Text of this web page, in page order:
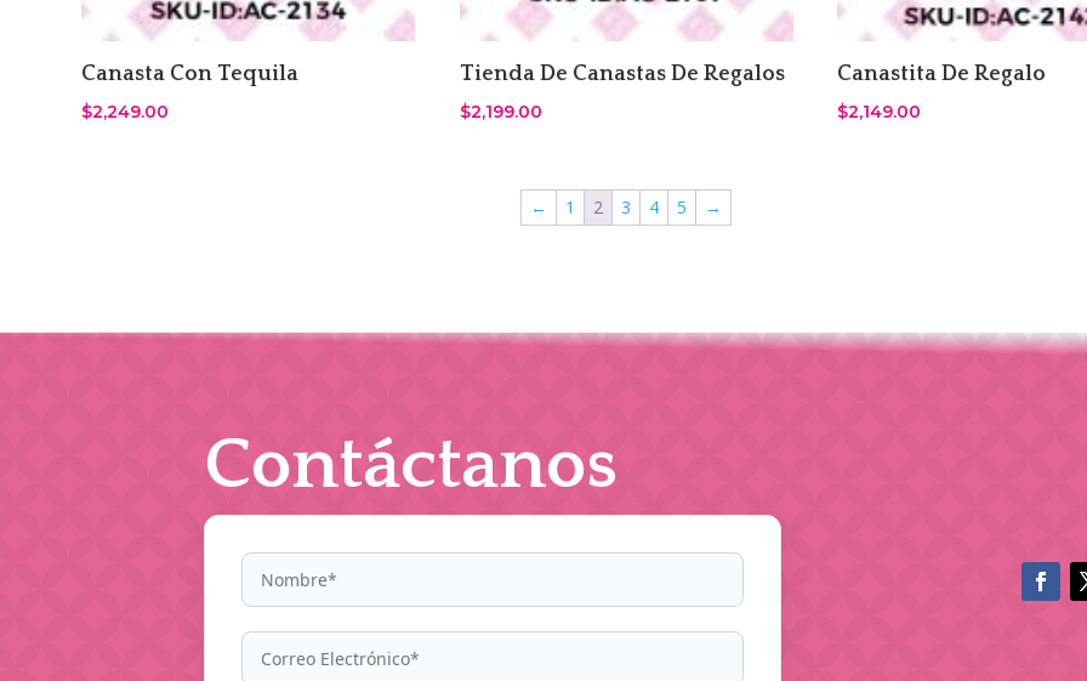
Canasta Con Tequila
$2,249.00
Tienda De Canastas De Regalos
$2,199.00
Canastita De Regalo
$2,149.00
← 1 2 3 4 5 →
Contáctanos